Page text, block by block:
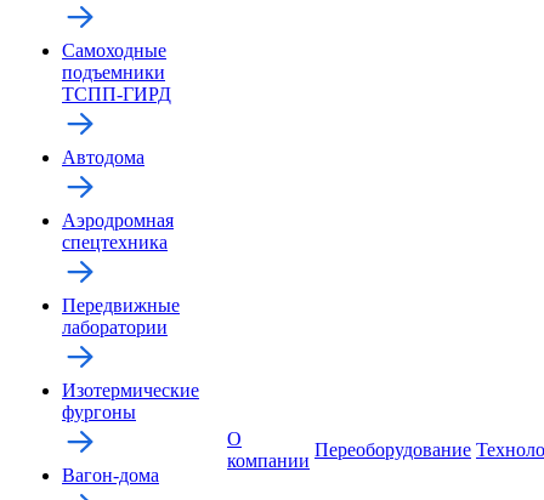
Самоходные
подъемники
ТСПП-ГИРД
Автодома
Аэродромная
спецтехника
Передвижные
лаборатории
Изотермические
фургоны
Вагон-дома
О
компании
Переоборудование